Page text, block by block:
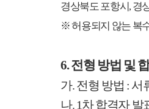
경상북도 포항시, 경
※ 허용되지 않는 복
6. 전형 방법 및
가. 전형 방법 : 서
나. 1차 합격자 발